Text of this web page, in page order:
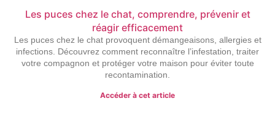
Les puces chez le chat, comprendre, prévenir et
réagir efficacement
Les puces chez le chat provoquent démangeaisons, allergies et
infections. Découvrez comment reconnaître l’infestation, traiter
votre compagnon et protéger votre maison pour éviter toute
recontamination.
Accéder à cet article